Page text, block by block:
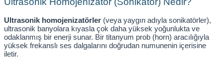
Ultrasonik homojenizatörler (veya yaygın adıyla sonikatörler),
ultrasonik banyolara kıyasla çok daha yüksek yoğunlukta ve
odaklanmış bir enerji sunar. Bir titanyum prob (horn) aracılığıyla
yüksek frekanslı ses dalgalarını doğrudan numunenin içerisine
iletir.